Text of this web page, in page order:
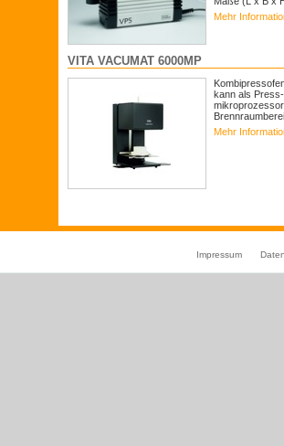
Mehr
VITA VACUMAT 6000MP
kann als
Mehr
Impressum